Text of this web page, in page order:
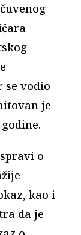
se vodio
je
o
kao i
da je